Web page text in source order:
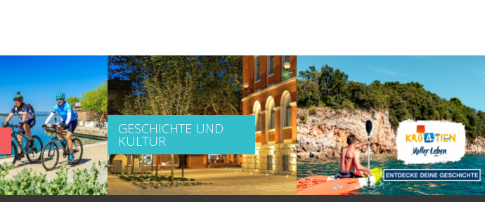
GESCHICHTE UND
KULTUR